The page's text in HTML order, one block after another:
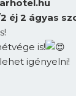
éj 2 ágyas
is!
igényelni!